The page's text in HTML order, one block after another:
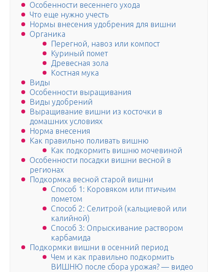
Особенности весеннего ухода
Что еще нужно учесть
Нормы внесения удобрения для вишни
Органика
Перегной, навоз или компост
Куриный помет
Древесная зола
Костная мука
Виды
Особенности выращивания
Виды удобрений
Выращивание вишни из косточки в
домашних условиях
Норма внесения
Как правильно поливать вишню
Как подкормить вишню мочевиной
Особенности посадки вишни весной в
регионах
Подкормка весной старой вишни
Способ 1: Коровяком или птичьим
пометом
Способ 2: Селитрой (кальциевой или
калийной)
Способ 3: Опрыскивание раствором
карбамида
Подкормки вишни в осенний период
Чем и как правильно подкормить
ВИШНЮ после сбора урожая? — видео